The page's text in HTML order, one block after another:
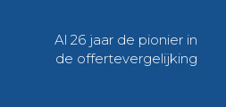
Al 26 jaar de pionier in
de offertevergelijking